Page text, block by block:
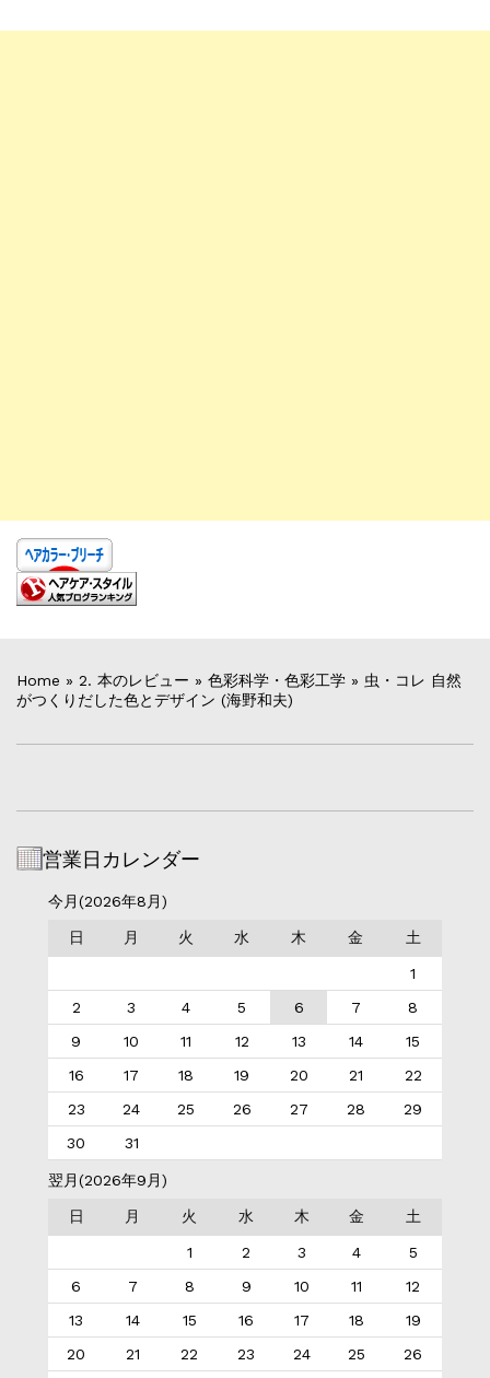
Home » 2. 本のレビュー » 色彩科学・色彩工学 » 虫・コレ 自然
がつくりだした色とデザイン (海野和夫)
営業日カレンダー
今月(2026年8月)
日 月 火 水 木 金 土
1
2
3 4 5 6 7
8
9
10 11 12 13 14
15
16
17 18 19 20 21
22
23
24 25 26 27 28
29
30
31
翌月(2026年9月)
日 月 火 水 木 金 土
1 2 3 4
5
6
7 8 9 10 11
12
13
14 15 16 17 18
19
20
21 22 23 24 25 26